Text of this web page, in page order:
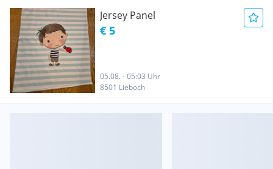
Jersey Panel
€ 5
05.08. - 05:03 Uhr
8501 Lieboch